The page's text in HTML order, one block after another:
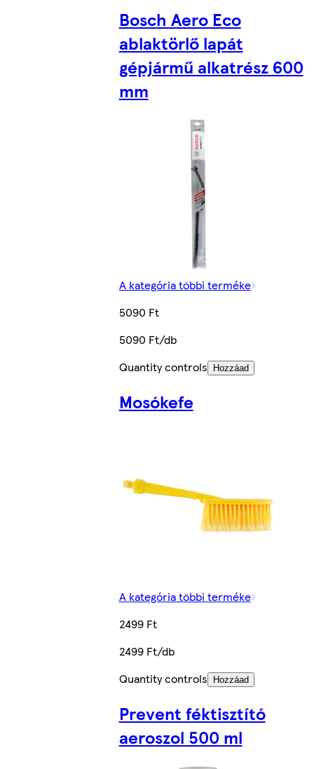
Bosch Aero Eco
ablaktörlő lapát
gépjármű alkatrész 600
mm
A kategória többi terméke
5090 Ft
5090 Ft/db
Quantity controls
Hozzáad
Mosókefe
A kategória többi terméke
2499 Ft
2499 Ft/db
Quantity controls
Hozzáad
Prevent féktisztító
aeroszol 500 ml